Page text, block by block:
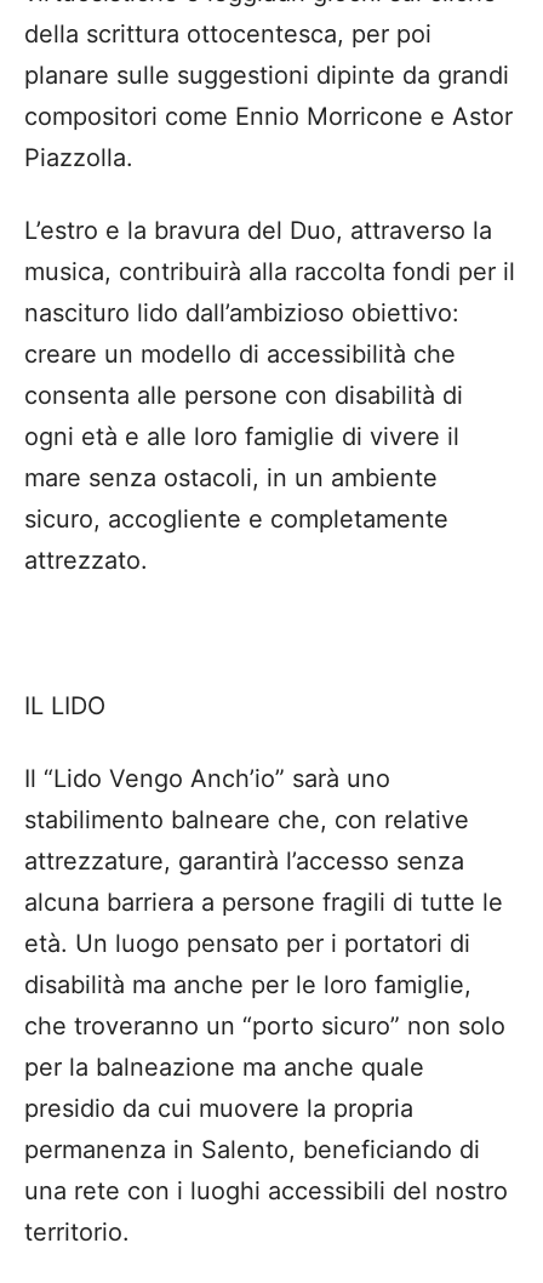
della scrittura ottocentesca, per poi
planare sulle suggestioni dipinte da grandi
compositori come Ennio Morricone e Astor
Piazzolla.
L’estro e la bravura del Duo, attraverso la
musica, contribuirà alla raccolta fondi per il
nascituro lido dall’ambizioso obiettivo:
creare un modello di accessibilità che
consenta alle persone con disabilità di
ogni età e alle loro famiglie di vivere il
mare senza ostacoli, in un ambiente
sicuro, accogliente e completamente
attrezzato.
IL LIDO
Il “Lido Vengo Anch’io” sarà uno
stabilimento balneare che, con relative
attrezzature, garantirà l’accesso senza
alcuna barriera a persone fragili di tutte le
età. Un luogo pensato per i portatori di
disabilità ma anche per le loro famiglie,
che troveranno un “porto sicuro” non solo
per la balneazione ma anche quale
presidio da cui muovere la propria
permanenza in Salento, beneficiando di
una rete con i luoghi accessibili del nostro
territorio.